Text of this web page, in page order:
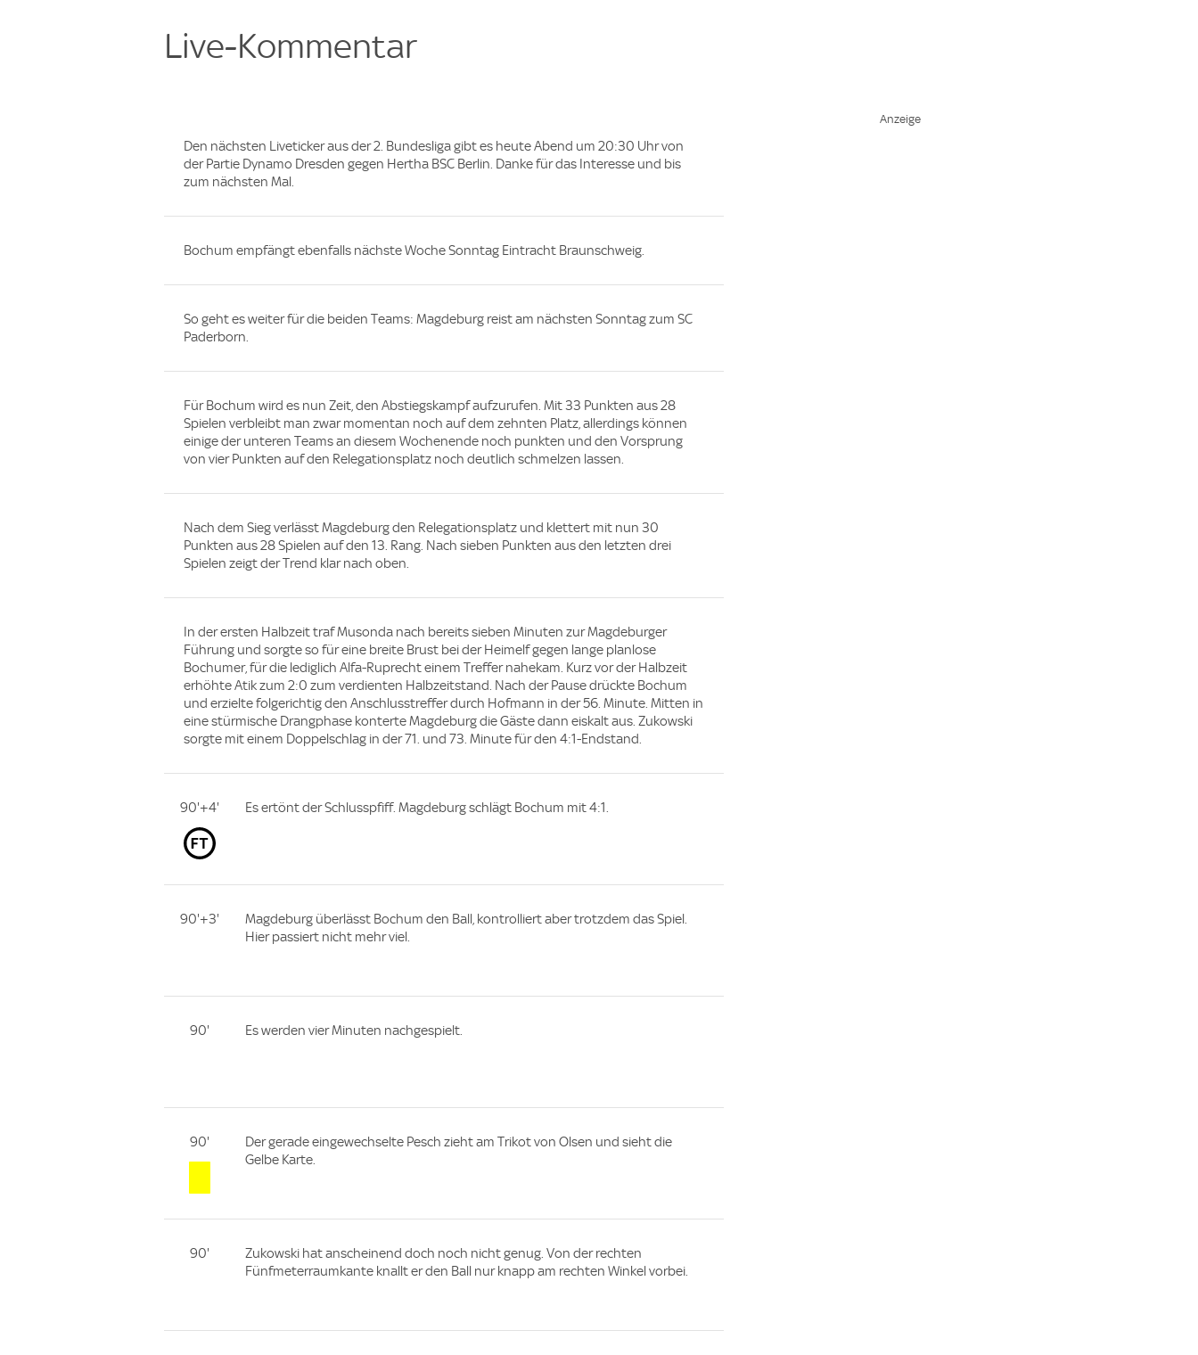
Live-Kommentar
Den nächsten Liveticker aus der 2. Bundesliga gibt es heute Abend um 20:30 Uhr von
der Partie Dynamo Dresden gegen Hertha BSC Berlin. Danke für das Interesse und bis
zum nächsten Mal.
Bochum empfängt ebenfalls nächste Woche Sonntag Eintracht Braunschweig.
So geht es weiter für die beiden Teams: Magdeburg reist am nächsten Sonntag zum SC
Paderborn.
Für Bochum wird es nun Zeit, den Abstiegskampf aufzurufen. Mit 33 Punkten aus 28
Spielen verbleibt man zwar momentan noch auf dem zehnten Platz, allerdings können
einige der unteren Teams an diesem Wochenende noch punkten und den Vorsprung
von vier Punkten auf den Relegationsplatz noch deutlich schmelzen lassen.
Nach dem Sieg verlässt Magdeburg den Relegationsplatz und klettert mit nun 30
Punkten aus 28 Spielen auf den 13. Rang. Nach sieben Punkten aus den letzten drei
Spielen zeigt der Trend klar nach oben.
In der ersten Halbzeit traf Musonda nach bereits sieben Minuten zur Magdeburger
Führung und sorgte so für eine breite Brust bei der Heimelf gegen lange planlose
Bochumer, für die lediglich Alfa-Ruprecht einem Treffer nahekam. Kurz vor der Halbzeit
erhöhte Atik zum 2:0 zum verdienten Halbzeitstand. Nach der Pause drückte Bochum
und erzielte folgerichtig den Anschlusstreffer durch Hofmann in der 56. Minute. Mitten in
eine stürmische Drangphase konterte Magdeburg die Gäste dann eiskalt aus. Zukowski
sorgte mit einem Doppelschlag in der 71. und 73. Minute für den 4:1-Endstand.
90'+4' Es ertönt der Schlusspfiff. Magdeburg schlägt Bochum mit 4:1.
90'+3'
Magdeburg überlässt Bochum den Ball, kontrolliert aber trotzdem das Spiel.
Hier passiert nicht mehr viel.
90' Es werden vier Minuten nachgespielt.
90'
Der gerade eingewechselte Pesch zieht am Trikot von Olsen und sieht die
Gelbe Karte.
90'
Zukowski hat anscheinend doch noch nicht genug. Von der rechten
Fünfmeterraumkante knallt er den Ball nur knapp am rechten Winkel vorbei.